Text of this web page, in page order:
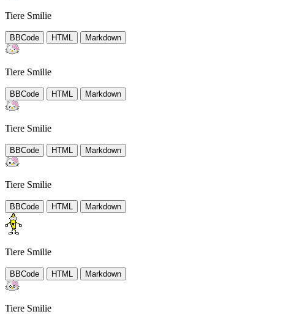
Tiere Smilie
BBCode HTML Markdown
Tiere Smilie
BBCode HTML Markdown
Tiere Smilie
BBCode HTML Markdown
Tiere Smilie
BBCode HTML Markdown
Tiere Smilie
BBCode HTML Markdown
Tiere Smilie